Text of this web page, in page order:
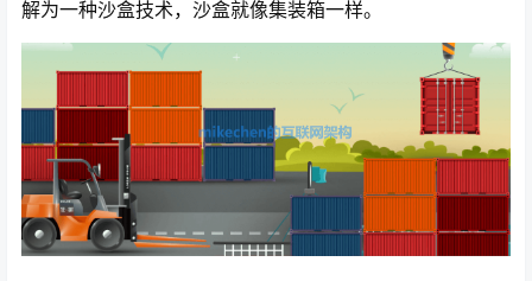
解为一种沙盒技术，沙盒就像集装箱一样。